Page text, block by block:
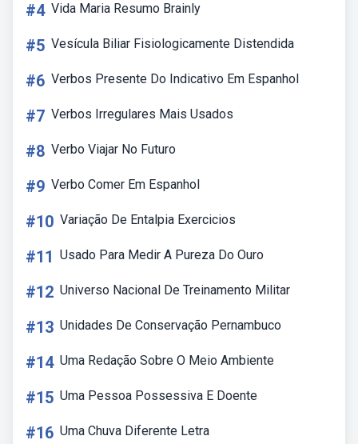
#4 Vida Maria Resumo Brainly
#5 Vesícula Biliar Fisiologicamente Distendida
#6 Verbos Presente Do Indicativo Em Espanhol
#7 Verbos Irregulares Mais Usados
#8 Verbo Viajar No Futuro
#9 Verbo Comer Em Espanhol
#10 Variação De Entalpia Exercicios
#11 Usado Para Medir A Pureza Do Ouro
#12 Universo Nacional De Treinamento Militar
#13 Unidades De Conservação Pernambuco
#14 Uma Redação Sobre O Meio Ambiente
#15 Uma Pessoa Possessiva E Doente
#16 Uma Chuva Diferente Letra